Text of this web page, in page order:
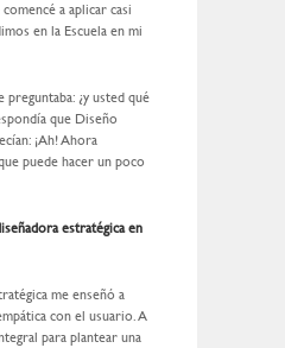
a aplicar casi
en la Escuela en mi
preguntaba: ¿y usted qué
que Diseño
¡Ah! Ahora
puede hacer un poco
estratégica en
me enseñó a
con el usuario. A
para plantear una